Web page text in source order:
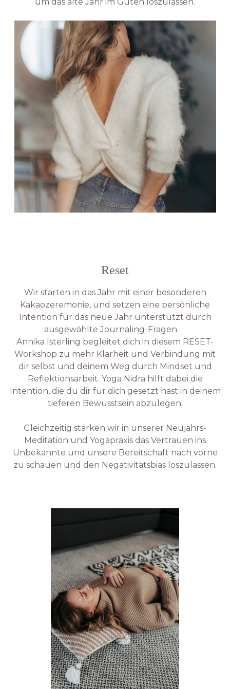
um das alte Jahr im Guten loszulassen.
Reset
Wir starten in das Jahr mit einer besonderen
Kakaozeremonie, und setzen eine persönliche
Intention für das neue Jahr unterstützt durch
ausgewählte Journaling-Fragen.
Annika Isterling begleitet dich in diesem RESET-
Workshop zu mehr Klarheit und Verbindung mit
dir selbst und deinem Weg durch Mindset und
Reflektionsarbeit. Yoga Nidra hilft dabei die
Intention, die du dir für dich gesetzt hast in deinem
tieferen Bewusstsein abzulegen.
Gleichzeitig stärken wir in unserer Neujahrs-
Meditation und Yogapraxis das Vertrauen ins
Unbekannte und unsere Bereitschaft nach vorne
zu schauen und den Negativitätsbias loszulassen.